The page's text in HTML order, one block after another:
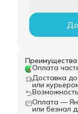
Преимущества
Оплата
Доставка
или
Оплата —
или безнал